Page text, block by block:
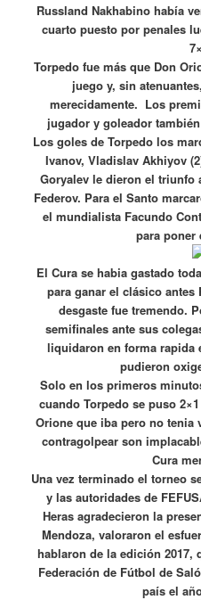
Russland Nakhabino había
cuarto puesto por penales
Torpedo fue más que Don
juego y, sin
merecidamente. Los
jugador y goleador
Los goles de Torpedo los
Ivanov, Vladislav Akhiyov
Goryalev le dieron el
Federov. Para el Santo
el mundialista Facundo
para poner
El Cura se habia gastado
para ganar el clásico antes
desgaste fue tremendo.
semifinales ante sus
liquidaron en forma rapida
pudieron
Solo en los primeros
cuando Torpedo se puso
Orione que iba pero no tenia
contragolpear son
Cura
Una vez terminado el torneo
y las autoridades de
Heras agradecieron la
Mendoza, valoraron el
hablaron de la edición 2017,
Federación de Fútbol de
país el